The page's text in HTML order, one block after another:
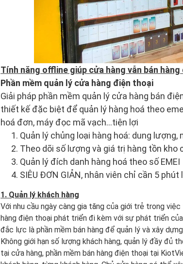
Tính năng offline giúp cửa hàng vẫn bán
Phần mềm quản lý cửa hàng điện thoại
Giải pháp phần mềm quản lý cửa hàng bán
thiết kế đặc biệt để quản lý hàng hoá theo
hoá đơn, máy đọc mã vạch…tiện lợi
Quản lý chủng loại hàng hoá: dung
Theo dõi số lượng và giá trị hàng tồn kho
Quản lý đích danh hàng hoá theo số EMEI
SIÊU ĐƠN GIẢN, nhân viên chỉ cần 5
1. Quản lý khách hàng
Với nhu cầu ngày càng gia tăng của giới trẻ trong
hàng điện thoại phát triển đi kèm với sự phát triển
đắc lực là phần mềm bán hàng để quản lý và xây
Không giới hạn số lượng khách hàng, quản lý đầy đủ
tại cửa hàng, phần mềm bán hàng điện thoại tại